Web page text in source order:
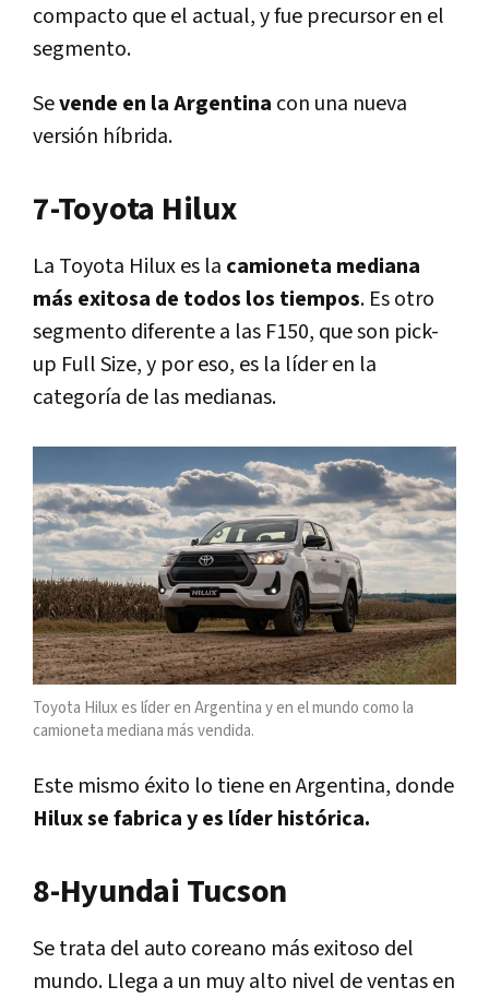
compacto que el actual, y fue precursor en el
segmento.
Sevende en la Argentina con una nueva
versión híbrida.
7-Toyota Hilux
La Toyota Hilux es la camioneta mediana
más exitosa de todos los tiempos. Es otro
segmento diferente a las F150, que son pick-
up Full Size, y por eso, es la líder en la
categoría de las medianas.
Toyota Hilux es líder en Argentina y en el mundo como la
camioneta mediana más vendida.
Este mismo éxito lo tiene en Argentina, donde
Hilux se fabrica y es líder histórica.
8-Hyundai Tucson
Se trata del auto coreano más exitoso del
mundo. Llega a un muy alto nivel de ventas en